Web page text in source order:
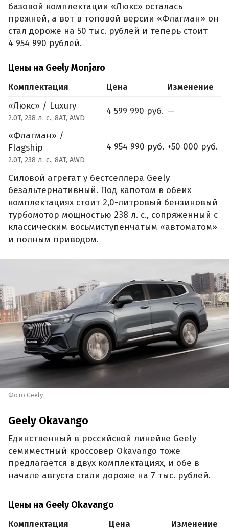
базовой комплектации «Люкс» осталась
прежней, а вот в топовой версии «Флагман» он
стал дороже на 50 тыс. рублей и теперь стоит
4 954 990 рублей.
Цены на Geely Monjaro
Комплектация Цена
Изменение
«Люкс» / Luxury
2.0T, 238 л. с., 8AT, AWD
4 599 990 руб. —
«Флагман» /
Flagship
2.0T, 238 л. с., 8AT, AWD
4 954 990 руб. +50 000 руб.
Силовой агрегат у бестселлера Geely
безальтернативный. Под капотом в обеих
комплектациях стоит 2,0-литровый бензиновый
турбомотор мощностью 238 л. с., сопряженный с
классическим восьмиступенчатым «автоматом»
и полным приводом.
Фото Geely
Geely Okavango
Единственный в российской линейке Geely
семиместный кроссовер Okavango тоже
предлагается в двух комплектациях, и обе в
начале августа стали дороже на 7 тыс. рублей.
Цены на Geely Okavango
Комплектация Цена Изменение